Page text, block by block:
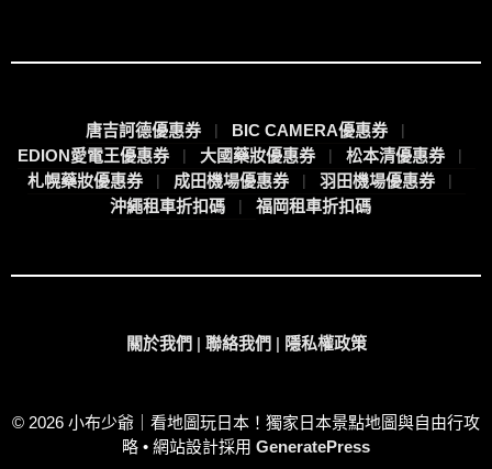
唐吉訶德優惠券
BIC CAMERA優惠券
EDION愛電王優惠券
大國藥妝優惠券
松本清優惠券
札幌藥妝優惠券
成田機場優惠券
羽田機場優惠券
沖繩租車折扣碼
福岡租車折扣碼
關於我們 | 聯絡我們 | 隱私權政策
© 2026 小布少爺｜看地圖玩日本！獨家日本景點地圖與自由行攻
略 • 網站設計採用 GeneratePress